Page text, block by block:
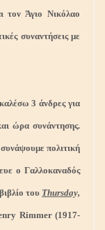
τον Άγιο Νικόλαο
συναντήσεις με
3 άνδρες για
ώρα συνάντησης.
πολιτική
ο Γαλλοκαναδός
του Thursday,
Rimmer (1917-